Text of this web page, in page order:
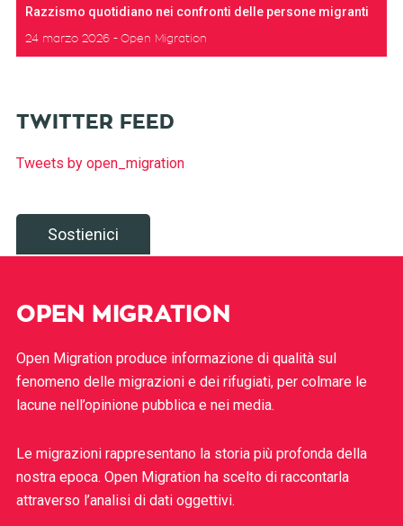
Razzismo quotidiano nei confronti delle persone migranti
24 marzo 2026 Open Migration
TWITTER FEED
Tweets by open_migration
Sostienici
OPEN MIGRATION
Open Migration produce informazione di qualità sul
fenomeno delle migrazioni e dei rifugiati, per colmare le
lacune nell’opinione pubblica e nei media.
Le migrazioni rappresentano la storia più profonda della
nostra epoca. Open Migration ha scelto di raccontarla
attraverso l’analisi di dati oggettivi.